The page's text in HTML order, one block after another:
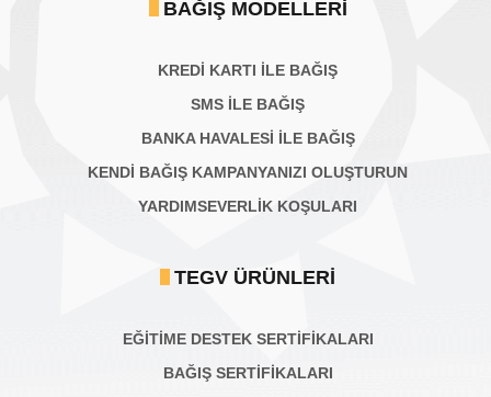
BAĞIŞ MODELLERI
KREDİ KARTI İLE BAĞIŞ
SMS İLE BAĞIŞ
BANKA HAVALESİ İLE BAĞIŞ
KENDİ BAĞIŞ KAMPANYANIZI OLUŞTURUN
YARDIMSEVERLİK KOŞULARI
TEGV ÜRÜNLERI
EĞİTİME DESTEK SERTİFİKALARI
BAĞIŞ SERTIFIKALARI